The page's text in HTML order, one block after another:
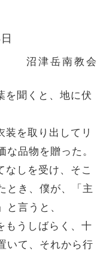
沼津岳南教会
を聞くと、地に伏
装を取り出してリ
な品物を贈った。
しを受け、そこ
とき、僕が、「主
と言うと、
もうしばらく、十
いて、それから行